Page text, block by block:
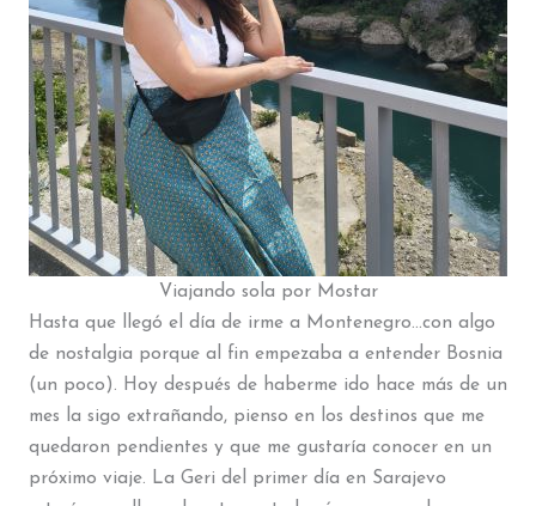
Viajando sola por Mostar
Hasta que llegó el día de irme a Montenegro…con algo
de nostalgia porque al fin empezaba a entender Bosnia
(un poco). Hoy después de haberme ido hace más de un
mes la sigo extrañando, pienso en los destinos que me
quedaron pendientes y que me gustaría conocer en un
próximo viaje. La Geri del primer día en Sarajevo